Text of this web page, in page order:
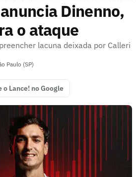
Dinenno,
o ataque
lacuna deixada por Calleri
Paulo (SP)
o Lance! no Google